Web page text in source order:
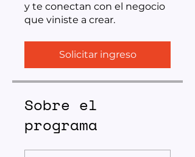
y te conectan con el negocio
Solicitar ingreso
Sobre el
programa